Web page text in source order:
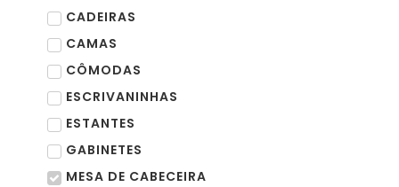
CADEIRAS
CAMAS
CÔMODAS
ESCRIVANINHAS
ESTANTES
GABINETES
MESA DE CABECEIRA